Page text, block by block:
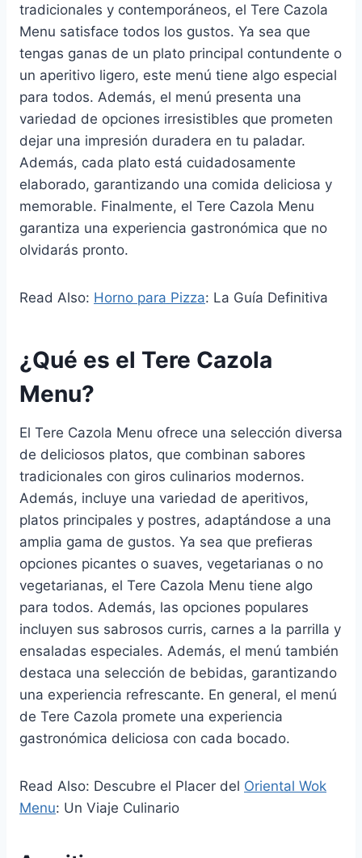
tradicionales y contemporáneos, el Tere Cazola
Menu satisface todos los gustos. Ya sea que
tengas ganas de un plato principal contundente o
un aperitivo ligero, este menú tiene algo especial
para todos. Además, el menú presenta una
variedad de opciones irresistibles que prometen
dejar una impresión duradera en tu paladar.
Además, cada plato está cuidadosamente
elaborado, garantizando una comida deliciosa y
memorable. Finalmente, el Tere Cazola Menu
garantiza una experiencia gastronómica que no
olvidarás pronto.
Read Also: Horno para Pizza: La Guía Definitiva
¿Qué es el Tere Cazola
Menu?
El Tere Cazola Menu ofrece una selección diversa
de deliciosos platos, que combinan sabores
tradicionales con giros culinarios modernos.
Además, incluye una variedad de aperitivos,
platos principales y postres, adaptándose a una
amplia gama de gustos. Ya sea que prefieras
opciones picantes o suaves, vegetarianas o no
vegetarianas, el Tere Cazola Menu tiene algo
para todos. Además, las opciones populares
incluyen sus sabrosos curris, carnes a la parrilla y
ensaladas especiales. Además, el menú también
destaca una selección de bebidas, garantizando
una experiencia refrescante. En general, el menú
de Tere Cazola promete una experiencia
gastronómica deliciosa con cada bocado.
Read Also: Descubre el Placer del Oriental Wok
Menu: Un Viaje Culinario